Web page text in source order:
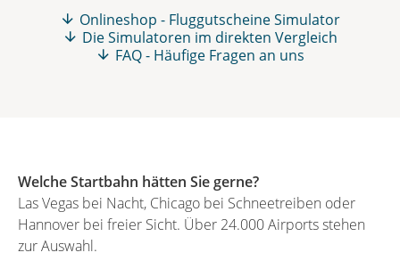
Onlineshop - Fluggutscheine Simulator
Die Simulatoren im direkten Vergleich
FAQ - Häufige Fragen an uns
Welche Startbahn hätten Sie gerne?
Las Vegas bei Nacht, Chicago bei Schneetreiben oder
Hannover bei freier Sicht. Über 24.000 Airports stehen
zur Auswahl.